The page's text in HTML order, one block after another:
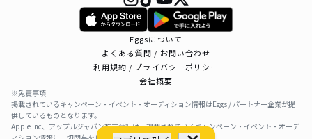
Eggsについて
よくある質問 / お問い合わせ
利用規約 / プライバシーポリシー
会社概要
※免責事項
掲載されているキャンペーン・イベント・オーディション情報はEggs / パートナー企業が提
供しているものとなります。
Apple Inc、アップルジャパン株式会社は、掲載されているキャンペーン・イベント・オーデ